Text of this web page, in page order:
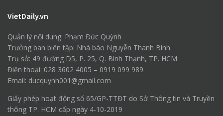
VietDaily.vn
Quản lý nội dung: Phạm Đức Quỳnh
Trưởng ban biên tập: Nhà báo Nguyễn Thanh Bình
Trụ sở: 49 đường D5, P. 25, Q. Bình Thạnh, TP. HCM
Điện thoại: 028 3602 4005 – 0919 099 989
Email: ducquynh001@gmail.com
Giấy phép hoạt động số 65/GP-TTĐT do Sở Thông tin và Truyền
thông TP. HCM cấp ngày 4-10-2019